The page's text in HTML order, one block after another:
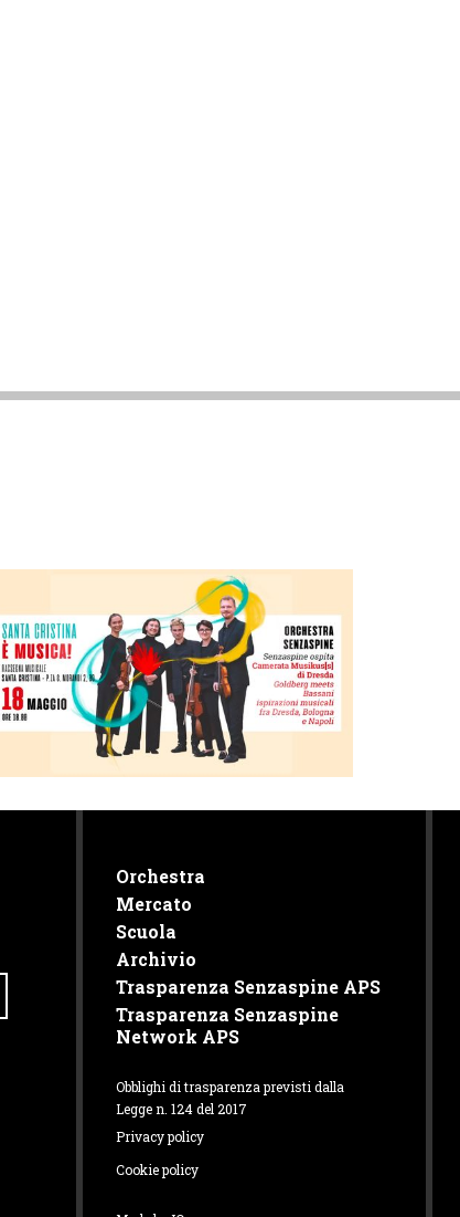
Orchestra
Mercato
Scuola
Archivio
Trasparenza Senzaspine APS
Trasparenza Senzaspine
Network APS
Obblighi di trasparenza previsti dalla
Legge n. 124 del 2017
Privacy policy
Cookie policy